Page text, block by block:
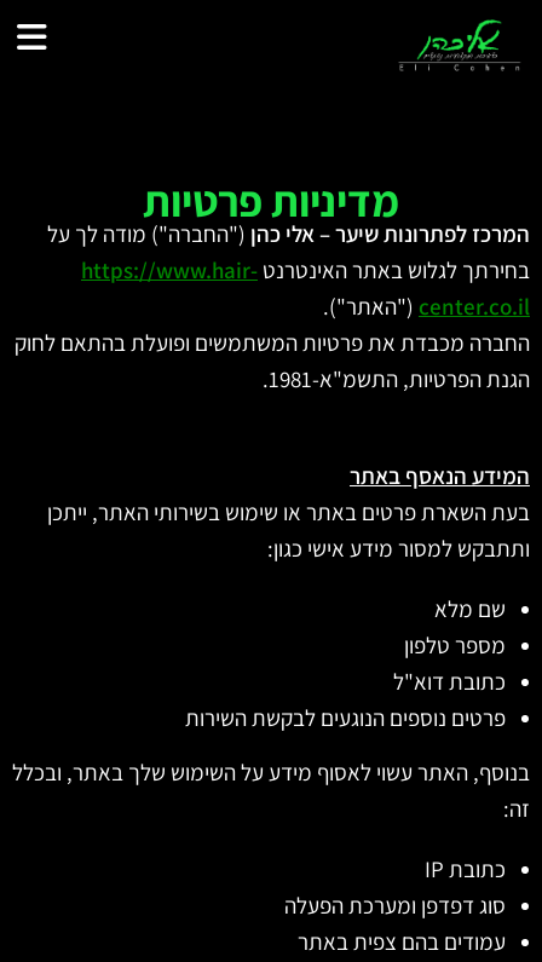
לתוכן
מדיניות פרטיות
המרכז לפתרונות שיער – אלי כהן ("החברה") מודה לך על
בחירתך לגלוש באתר האינטרנטhttps://www.hair-
center.co.il ("האתר").
החברה מכבדת את פרטיות המשתמשים ופועלת בהתאם לחוק
הגנת הפרטיות, התשמ"א-1981.
המידע הנאסף באתר
בעת השארת פרטים באתר או שימוש בשירותי האתר, ייתכן
ותתבקש למסור מידע אישי כגון:
שם מלא
מספר טלפון
כתובת דוא"ל
פרטים נוספים הנוגעים לבקשת השירות
בנוסף, האתר עשוי לאסוף מידע על השימוש שלך באתר, ובכלל
זה:
כתובת IP
סוג דפדפן ומערכת הפעלה
עמודים בהם צפית באתר